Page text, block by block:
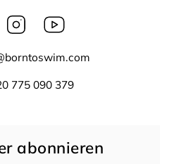
Instagram
borntoswim.com
775 090 379
abonnieren